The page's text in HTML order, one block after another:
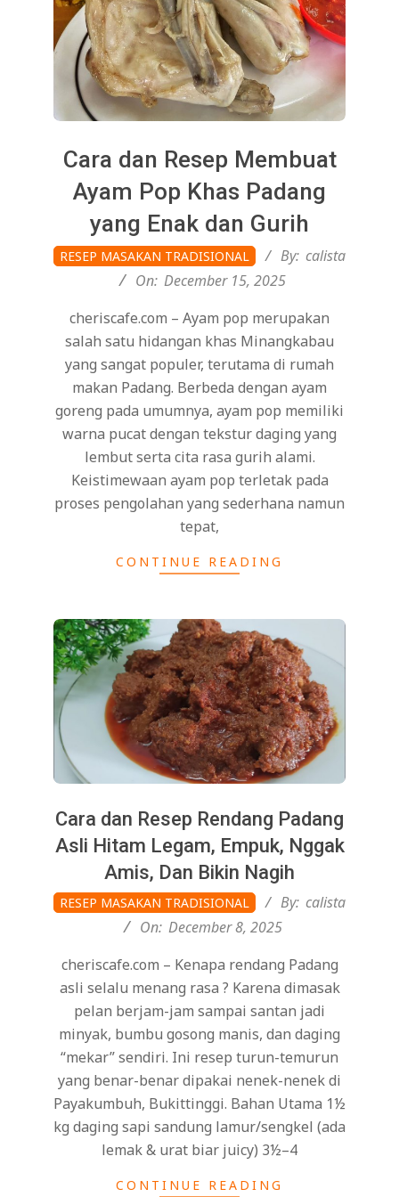
Cara dan Resep Membuat
Ayam Pop Khas Padang
yang Enak dan Gurih
2025-
RESEP MASAKAN TRADISIONAL By: calista
On: December 15, 2025
cheriscafe.com – Ayam pop merupakan
salah satu hidangan khas Minangkabau
yang sangat populer, terutama di rumah
makan Padang. Berbeda dengan ayam
goreng pada umumnya, ayam pop memiliki
warna pucat dengan tekstur daging yang
lembut serta cita rasa gurih alami.
Keistimewaan ayam pop terletak pada
proses pengolahan yang sederhana namun
tepat,
CONTINUE READING
Cara dan Resep Rendang Padang
Asli Hitam Legam, Empuk, Nggak
Amis, Dan Bikin Nagih
2025-
RESEP MASAKAN TRADISIONAL By: calista
On: December 8, 2025
cheriscafe.com – Kenapa rendang Padang
asli selalu menang rasa ? Karena dimasak
pelan berjam-jam sampai santan jadi
minyak, bumbu gosong manis, dan daging
“mekar” sendiri. Ini resep turun-temurun
yang benar-benar dipakai nenek-nenek di
Payakumbuh, Bukittinggi. Bahan Utama 1½
kg daging sapi sandung lamur/sengkel (ada
lemak & urat biar juicy) 3½–4
CONTINUE READING